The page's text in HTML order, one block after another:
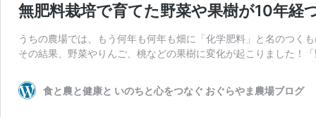
無肥料栽培で育てた野菜や果樹が10年経
うちの農場では、もう何年も何年も畑に「化学肥料」と名のつく
その結果、野菜やりんご、桃などの果樹に変化が起こりました！
食と農と健康と いのちと心をつなぐ おぐらやま農場ブログ